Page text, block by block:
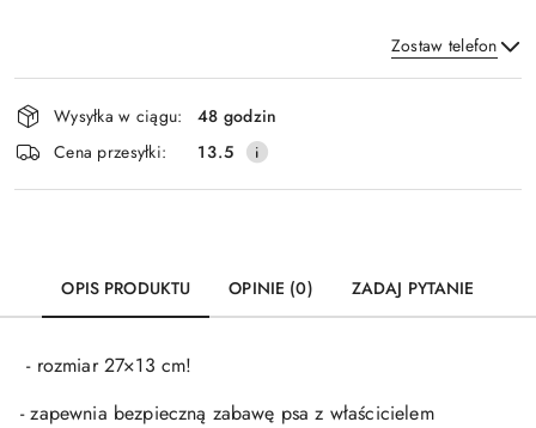
Zostaw telefon
Wyślij
Dostępność
i
dostawa
Wysyłka w ciągu:
48 godzin
Cena przesyłki:
13.5
OPIS PRODUKTU OPINIE (0) ZADAJ PYTANIE
- rozmiar 27×13 cm!
-zapewnia bezpieczną zabawę psa z właścicielem